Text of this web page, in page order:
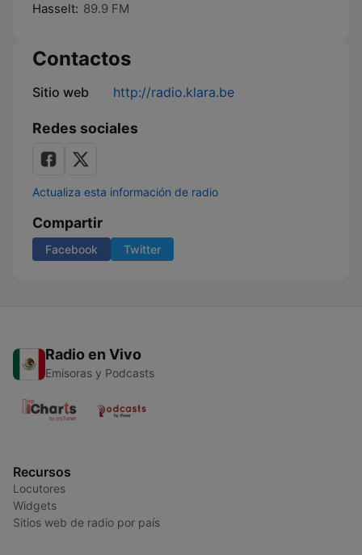
Hasselt: 89.9 FM
Contactos
Sitio web http://radio.klara.be
Redes sociales
Actualiza esta información de radio
Compartir
Facebook Twitter
Radio en Vivo
Emisoras y Podcasts
Recursos
Locutores
Widgets
Sitios web de radio por país